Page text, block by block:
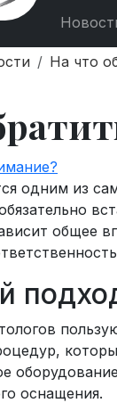
На что
одним из
общее
оснащения.